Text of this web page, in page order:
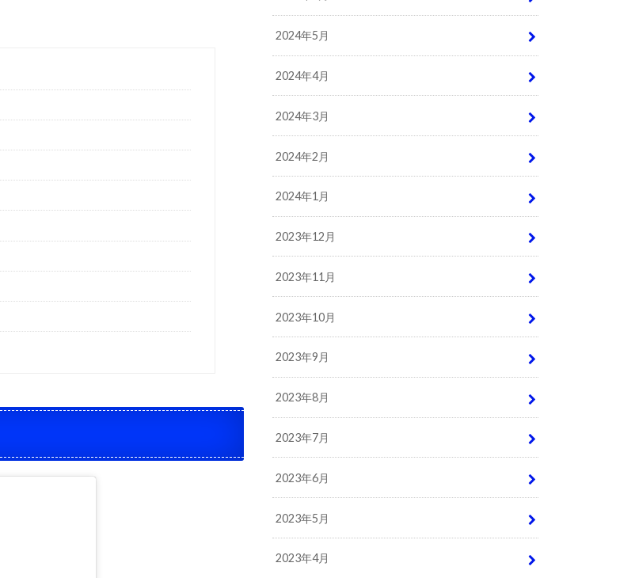
2024年5月
2024年4月
2024年3月
2024年2月
2024年1月
2023年12月
2023年11月
2023年10月
2023年9月
2023年8月
2023年7月
2023年6月
2023年5月
2023年4月